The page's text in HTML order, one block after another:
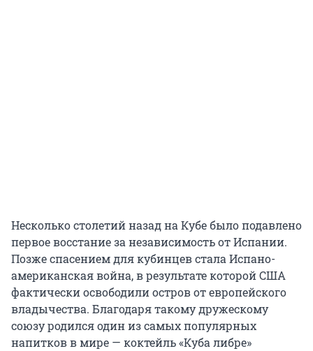
Несколько столетий назад на Кубе было подавлено
первое восстание за независимость от Испании.
Позже спасением для кубинцев стала Испано-
американская война, в результате которой США
фактически освободили остров от европейского
владычества. Благодаря такому дружескому
союзу родился один из самых популярных
напитков в мире — коктейль «Куба либре»